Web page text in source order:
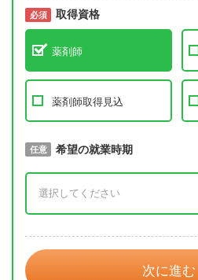
必須 取得資格
薬剤師
薬剤師取得見込
必須 取得予定年
任意 希望の就業時期
次に進む